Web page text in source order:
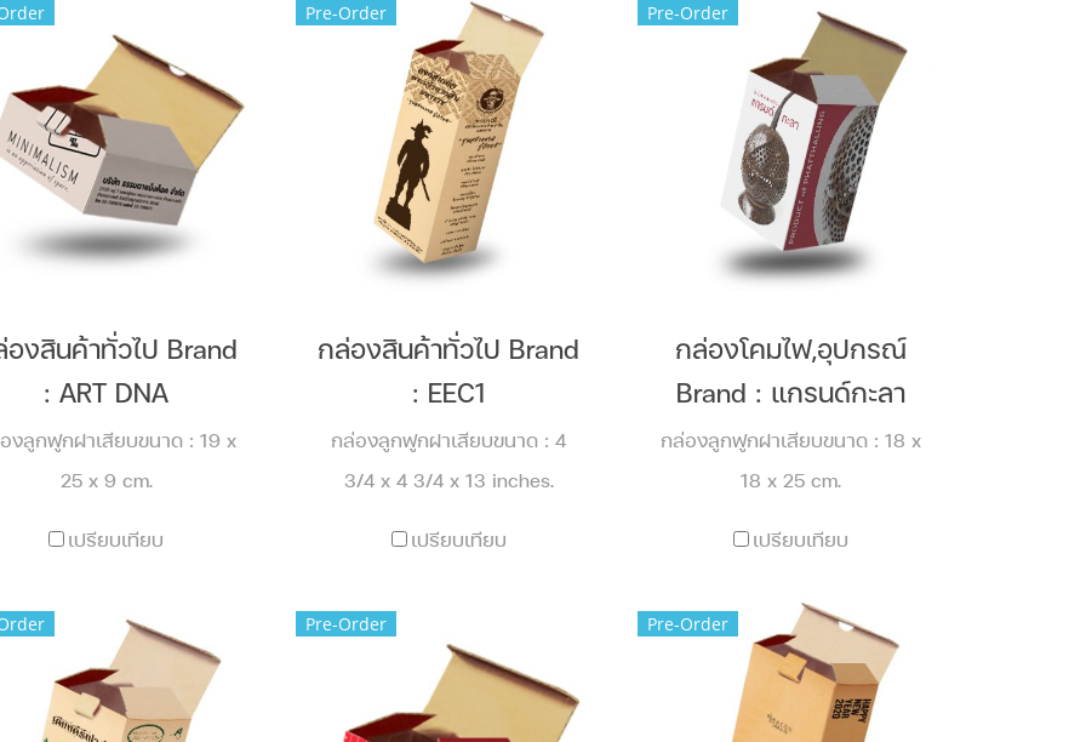
องสินค้าทั่วไป Brand
: ART DNA
งลูกฟูกฝาเสียบขนาด : 19 x
25 x 9 cm.
เปรียบเทียบ
Pre-Order
กล่องสินค้าทั่วไป Brand
: EEC1
กล่องลูกฟูกฝาเสียบขนาด : 4
3/4 x 4 3/4 x 13 inches.
เปรียบเทียบ
Pre-Order
กล่องโคมไฟ,อุปกรณ์
Brand : แกรนด์กะลา
กล่องลูกฟูกฝาเสียบขนาด : 18 x
18 x 25 cm.
เปรียบเทียบ
Pre-Order Pre-Order